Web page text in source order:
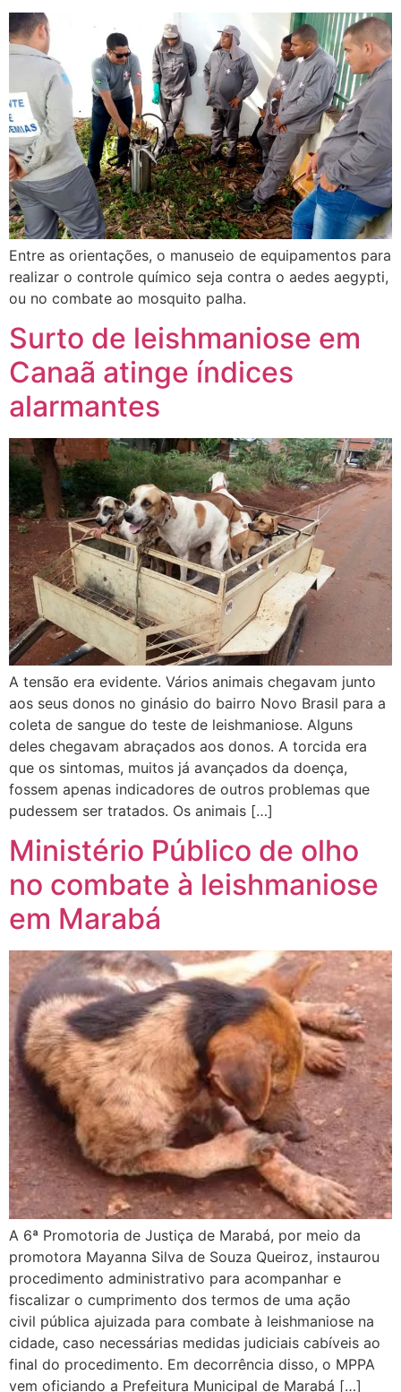
Entre as orientações, o manuseio de equipamentos para
realizar o controle químico seja contra o aedes aegypti,
ou no combate ao mosquito palha.
Surto de leishmaniose em
Canaã atinge índices
alarmantes
A tensão era evidente. Vários animais chegavam junto
aos seus donos no ginásio do bairro Novo Brasil para a
coleta de sangue do teste de leishmaniose. Alguns
deles chegavam abraçados aos donos. A torcida era
que os sintomas, muitos já avançados da doença,
fossem apenas indicadores de outros problemas que
pudessem ser tratados. Os animais […]
Ministério Público de olho
no combate à leishmaniose
em Marabá
A 6ª Promotoria de Justiça de Marabá, por meio da
promotora Mayanna Silva de Souza Queiroz, instaurou
procedimento administrativo para acompanhar e
fiscalizar o cumprimento dos termos de uma ação
civil pública ajuizada para combate à leishmaniose na
cidade, caso necessárias medidas judiciais cabíveis ao
final do procedimento. Em decorrência disso, o MPPA
vem oficiando a Prefeitura Municipal de Marabá […]